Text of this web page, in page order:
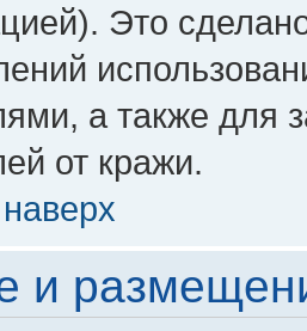
Это
а также для
от кражи.
и